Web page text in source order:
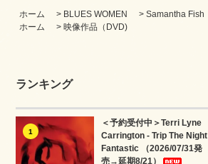
ホーム > BLUES WOMEN > Samantha Fish
ホーム
> 映像作品（DVD)
ランキング
1
＜予約受付中＞Terri Lyne
Carrington - Trip The Night
Fantastic （2026/07/31発
売→延期8/21）